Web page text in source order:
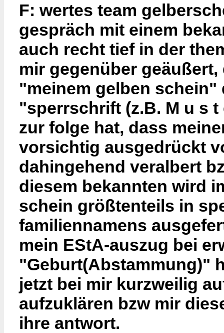
F: wertes team
gespräch mit einem
auch recht tief in der
mir gegenüber
"meinem gelben
"sperrschrift (z.B. M u s
zur folge hat, dass
vorsichtig ausgedrückt
dahingehend veralbert
diesem bekannten wird
schein größtenteils in
familiennamens
mein EStA-auszug bei
"Geburt(Abstammung)"
jetzt bei mir kurzweilig
aufzuklären bzw mir
ihre antwort.